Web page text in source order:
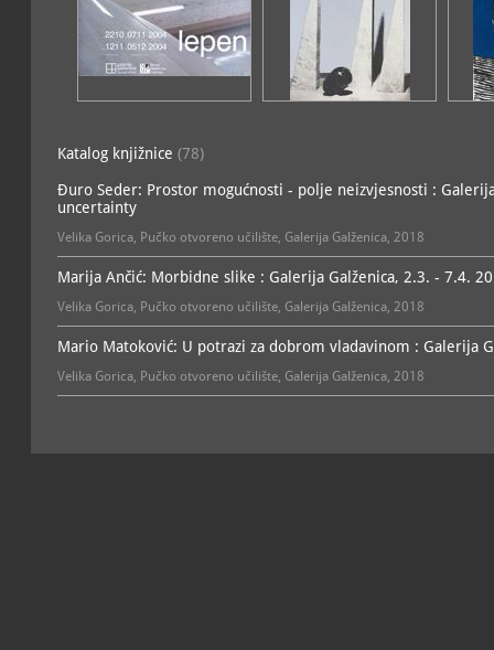
Katalog knjižnice (78)
Đuro Seder: Prostor mogućnosti - polje neizvjesnosti :
uncertainty
Velika Gorica, Pučko otvoreno učilište, Galerija Galženica, 2018
Marija Ančić: Morbidne slike : Galerija Galženica, 2.3. - 7.4.
Velika Gorica, Pučko otvoreno učilište, Galerija Galženica, 2018
Mario Matoković: U potrazi za dobrom vladavinom : Galerija
Velika Gorica, Pučko otvoreno učilište, Galerija Galženica, 2018